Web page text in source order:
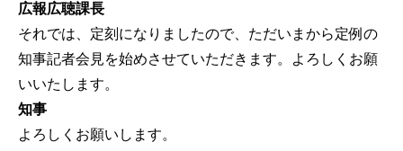
広報広聴課長
それでは、定刻になりましたので、ただいまから定例の
知事記者会見を始めさせていただきます。よろしくお願
いいたします。
知事
よろしくお願いします。